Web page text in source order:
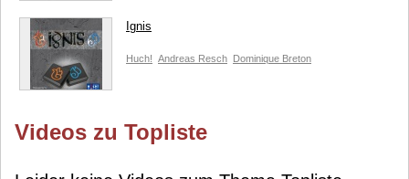
Ignis
Huch! Andreas Resch Dominique Breton
Videos zu Topliste